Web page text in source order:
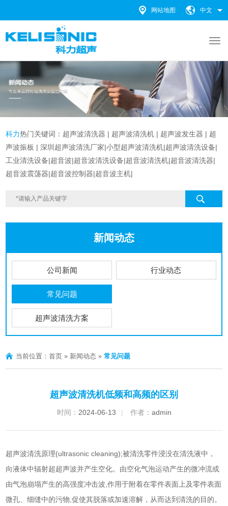
网站地图 中文
科力热门关键词： 超声波清洗器 | 超声波清洗机 | 超声波发生器 | 超
声波振板 |深圳超声波清洗厂家|小型超声波清洗机|超声波清洗设备|
工业清洗设备|超音波|超音波清洗设备|超音波清洗机|超音波清洗器|
超音波震荡器|超音波控制器|超音波主机|
新闻动态
公司新闻 行业动态
常见问题
超声波清洗方案
当前位置：首页 » 新闻动态 »常见问题
超声波清洗机低频和高频的区别
时间： 2024-06-13 | 作者： admin
超声波清洗原理(ultrasonic cleaning);被清洗零件浸没在清洗液中，
向液体中辐射超超声波并产生空化。由空化气泡运动产生的微冲流或
由气泡崩塌产生的高强度冲击波,作用于附着在零件表面上及零件表面
微孔、细缝中的污物,促使其脱落或加速溶解，从而达到清洗的目的。